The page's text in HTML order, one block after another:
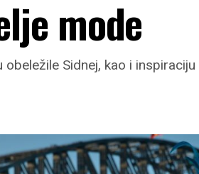
mode
Sidnej, kao i